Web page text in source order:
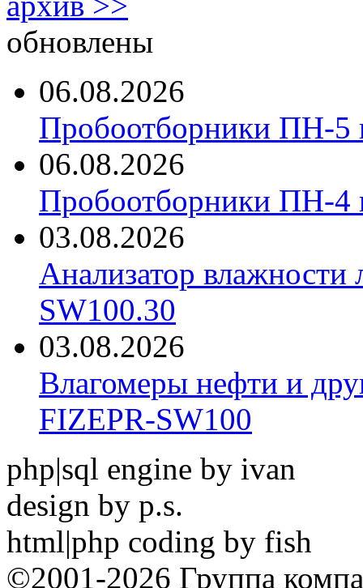
обновлены
06.08.2026
Пробоотборники ПН-
06.08.2026
Пробоотборники ПН-
03.08.2026
Анализатор
SW100.30
03.08.2026
Влагомеры нефти и
FIZEPR-SW100
php|sql engine by ivan
design by p.s.
html|php coding by fish
©2001-2026 Группа